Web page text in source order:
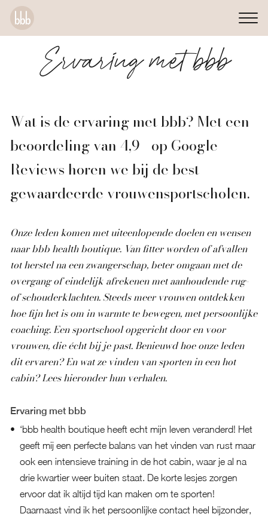
Ervaring met bbb
Wat is de ervaring met bbb?Met een
beoordeling van 4,9+ op Google
Reviews horen we bij de best
gewaardeerde vrouwensportscholen.
Onze leden komen met uiteenlopende doelen en wensen
naar bbb health boutique. Van fitter worden of afvallen
tot herstel na een zwangerschap, beter omgaan met de
overgang of eindelijk afrekenen met aanhoudende rug-
of schouderklachten. Steeds meer vrouwen ontdekken
hoe fijn het is om in warmte te bewegen, met persoonlijke
coaching. Een sportschool opgericht door en voor
vrouwen, die écht bij je past. Benieuwd hoe onze leden
dit ervaren? En wat ze vinden van sporten in een hot
cabin? Lees hieronder hun verhalen.
Ervaring met bbb
‘bbb health boutique heeft echt mijn leven veranderd! Het
geeft mij een perfecte balans van het vinden van rust maar
ook een intensieve training in de hot cabin, waar je al na
drie kwartier weer buiten staat. De korte lesjes zorgen
ervoor dat ik altijd tijd kan maken om te sporten!
Daarnaast vind ik het persoonlijke contact heel bijzonder,